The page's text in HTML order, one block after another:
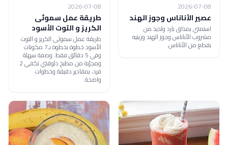
2026-07-08
عصير الأناناس وجوز الهند
استمتي بمذاق بارد ولذيذ من
مشروب الأناناس وجوز الهند وزينيه
بقطع من الأناناس.
2026-07-08
طريقة عمل سموثى
الكريز و التوت الأسود
طريقة عمل سموثى الكريز و التوت
الأسود خطوة بخطوة بـ7 مكونات
وفي 5 دقائق فقط. وصفة سهلة
ومجرّبة من مطبخ دلوقتي تكفي 2
فرد، بمقادير دقيقة وخطوات
واضحة.